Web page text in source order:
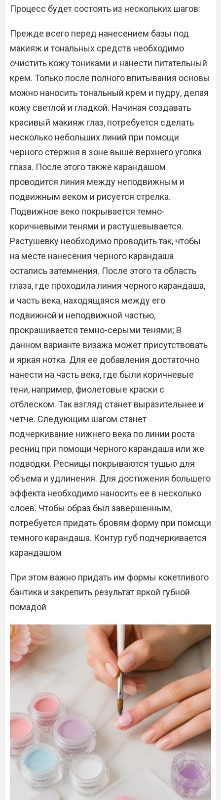
Процесс будет состоять из нескольких шагов:
Прежде всего перед нанесением базы под
макияж и тональных средств необходимо
очистить кожу тониками и нанести питательный
крем. Только после полного впитывания основы
можно наносить тональный крем и пудру, делая
кожу светлой и гладкой. Начиная создавать
красивый макияж глаз, потребуется сделать
несколько небольших линий при помощи
черного стержня в зоне выше верхнего уголка
глаза. После этого также карандашом
проводится линия между неподвижным и
подвижным веком и рисуется стрелка.
Подвижное веко покрывается темно-
коричневыми тенями и растушевывается.
Растушевку необходимо проводить так, чтобы
на месте нанесения черного карандаша
остались затемнения. После этого та область
глаза, где проходила линия черного карандаша,
и часть века, находящаяся между его
подвижной и неподвижной частью,
прокрашивается темно-серыми тенями; В
данном варианте визажа может присутствовать
и яркая нотка. Для ее добавления достаточно
нанести на часть века, где были коричневые
тени, например, фиолетовые краски с
отблеском. Так взгляд станет выразительнее и
четче. Следующим шагом станет
подчеркивание нижнего века по линии роста
ресниц при помощи черного карандаша или же
подводки. Ресницы покрываются тушью для
объема и удлинения. Для достижения большего
эффекта необходимо наносить ее в несколько
слоев. Чтобы образ был завершенным,
потребуется придать бровям форму при помощи
темного карандаша. Контур губ подчеркивается
карандашом
При этом важно придать им формы кокетливого
бантика и закрепить результат яркой губной
помадой